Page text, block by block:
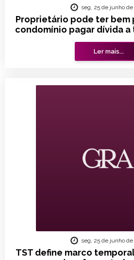
Proprietário pode ter bem
condomínio pagar dívida a
seg, 25 de junho de
Ler mais...
TST define marco
seg, 25 de junho de